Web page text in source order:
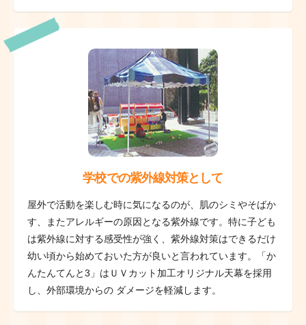
学校での紫外線対策として
屋外で活動を楽しむ時に気になるのが、肌のシミやそばか
す、またアレルギーの原因となる紫外線です。特に子ども
は紫外線に対する感受性が強く、紫外線対策はできるだけ
幼い頃から始めておいた方が良いと言われています。「か
んたんてんと3」はＵＶカット加工オリジナル天幕を採用
し、外部環境からの ダメージを軽減します。